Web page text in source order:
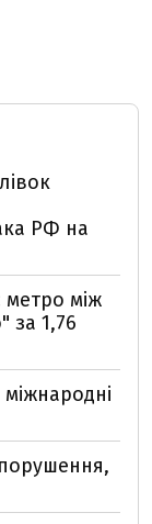
РФ на
метро між
за 1,76